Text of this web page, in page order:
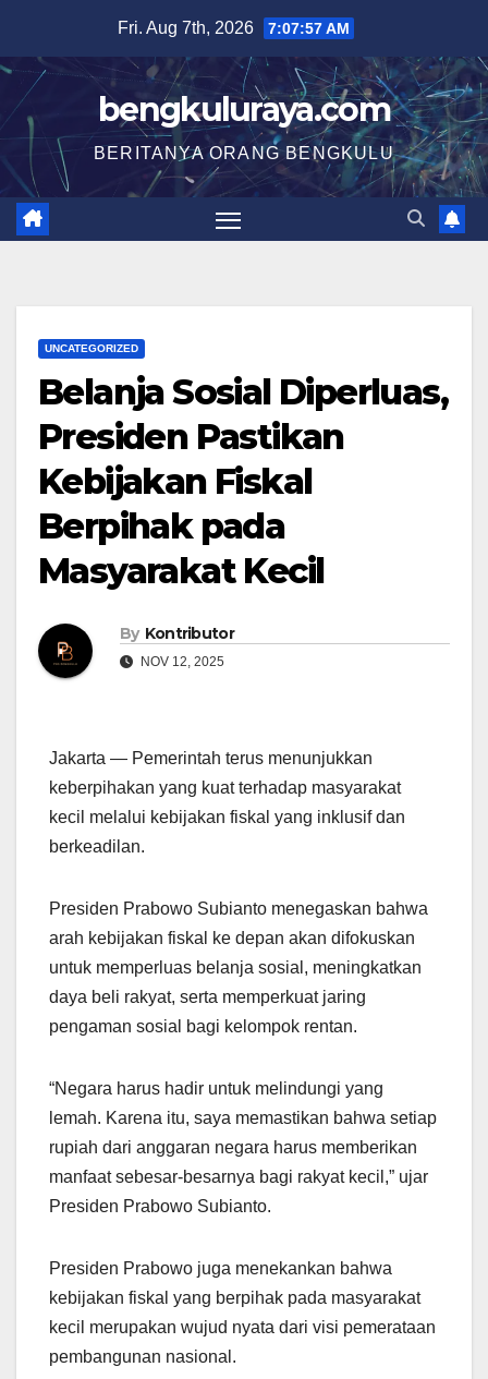
content
Fri. Aug 7th, 2026 7:07:58 AM
bengkuluraya.com
BERITANYA ORANG BENGKULU
UNCATEGORIZED
Belanja Sosial Diperluas,
Presiden Pastikan
Kebijakan Fiskal
Berpihak pada
Masyarakat Kecil
By Kontributor
NOV 12, 2025
Jakarta — Pemerintah terus menunjukkan
keberpihakan yang kuat terhadap masyarakat
kecil melalui kebijakan fiskal yang inklusif dan
berkeadilan.
Presiden Prabowo Subianto menegaskan bahwa
arah kebijakan fiskal ke depan akan difokuskan
untuk memperluas belanja sosial, meningkatkan
daya beli rakyat, serta memperkuat jaring
pengaman sosial bagi kelompok rentan.
“Negara harus hadir untuk melindungi yang
lemah. Karena itu, saya memastikan bahwa setiap
rupiah dari anggaran negara harus memberikan
manfaat sebesar-besarnya bagi rakyat kecil,” ujar
Presiden Prabowo Subianto.
Presiden Prabowo juga menekankan bahwa
kebijakan fiskal yang berpihak pada masyarakat
kecil merupakan wujud nyata dari visi pemerataan
pembangunan nasional.